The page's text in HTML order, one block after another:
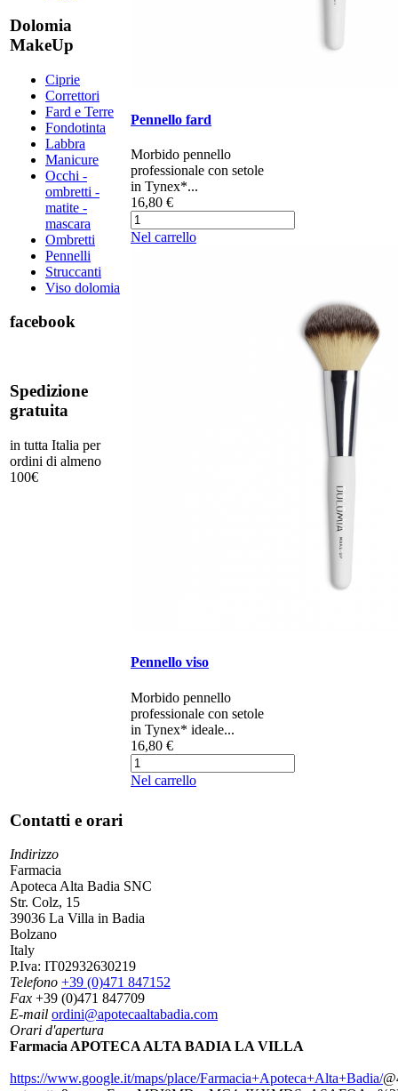
Dolomia
MakeUp
Ciprie
Correttori
Fard e Terre
Fondotinta
Labbra
Manicure
Occhi -
ombretti -
matite -
mascara
Ombretti
Pennelli
Struccanti
Viso dolomia
facebook
Spedizione
gratuita
in tutta Italia per
ordini di almeno
100€
Pennello fard
Morbido pennello
professionale con setole
in Tynex*...
16,80 €
Nel carrello
Pennello viso
Morbido pennello
professionale con setole
in Tynex* ideale...
16,80 €
Nel carrello
Contatti e orari
Indirizzo
Farmacia
Apoteca Alta Badia SNC
Str. Colz, 15
39036 La Villa in Badia
Bolzano
Italy
P.Iva: IT02932630219
Telefono +39 (0)471 847152
Fax +39 (0)471 847709
E-mail ordini@apotecaaltabadia.com
Orari d'apertura
Farmacia APOTECA ALTA BADIA LA VILLA
https://www.google.it/maps/place/Farmacia+Apoteca+Alta+Badia/